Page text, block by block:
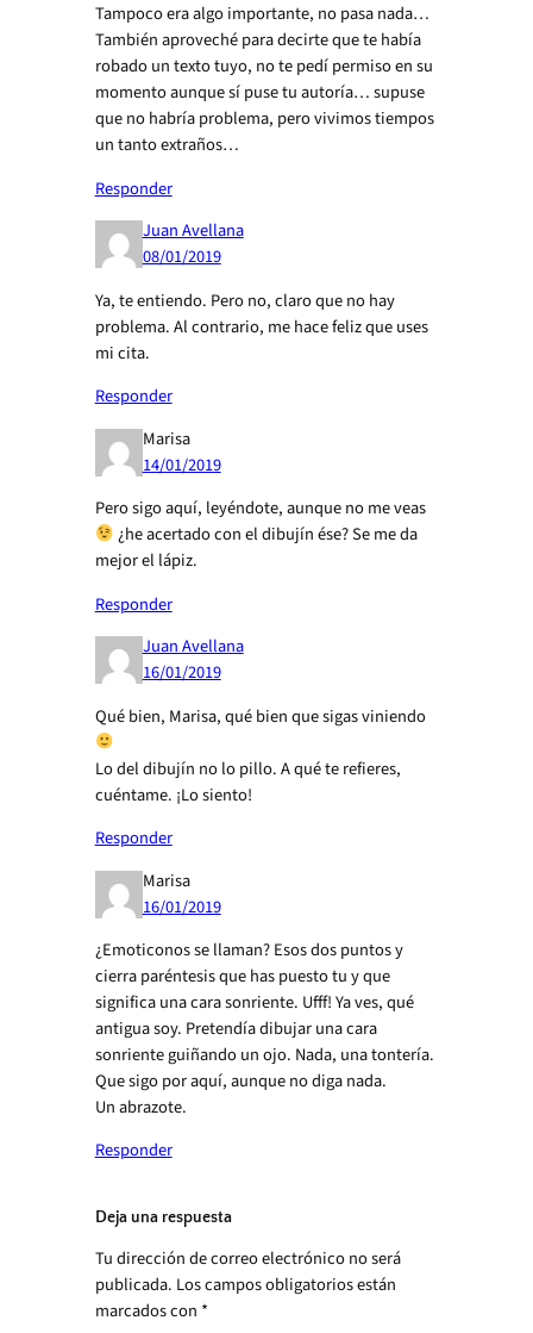
Tampoco era algo importante, no pasa nada…
También aproveché para decirte que te había
robado un texto tuyo, no te pedí permiso en su
momento aunque sí puse tu autoría… supuse
que no habría problema, pero vivimos tiempos
un tanto extraños…
Responder
Juan Avellana
08/01/2019
Ya, te entiendo. Pero no, claro que no hay
problema. Al contrario, me hace feliz que uses
mi cita.
Responder
Marisa
14/01/2019
Pero sigo aquí, leyéndote, aunque no me veas
¿he acertado con el dibujín ése? Se me da
mejor el lápiz.
Responder
Juan Avellana
16/01/2019
Qué bien, Marisa, qué bien que sigas viniendo
Lo del dibujín no lo pillo. A qué te refieres,
cuéntame. ¡Lo siento!
Responder
Marisa
16/01/2019
¿Emoticonos se llaman? Esos dos puntos y
cierra paréntesis que has puesto tu y que
significa una cara sonriente. Ufff! Ya ves, qué
antigua soy. Pretendía dibujar una cara
sonriente guiñando un ojo. Nada, una tontería.
Que sigo por aquí, aunque no diga nada.
Un abrazote.
Responder
Deja una respuesta
Tu dirección de correo electrónico no será
publicada. Los campos obligatorios están
marcados con *